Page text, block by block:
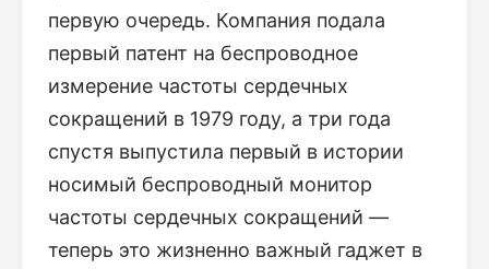
первую очередь. Компания подала
первый патент на беспроводное
измерение частоты сердечных
сокращений в 1979 году, а три года
спустя выпустила первый в истории
носимый беспроводный монитор
частоты сердечных сокращений —
теперь это жизненно важный гаджет в